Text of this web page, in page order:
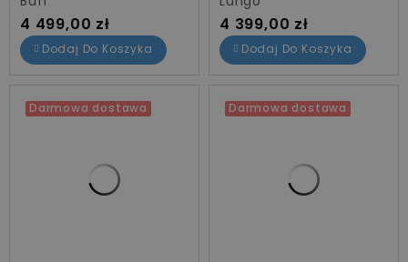
Cena
4 499,00 zł
Dodaj Do Koszyka
Cena
4 399,00 zł
Dodaj Do Koszyka
Darmowa dostawa Darmowa dostawa